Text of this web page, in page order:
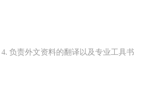
负责外文资料的翻译以及专业工具书